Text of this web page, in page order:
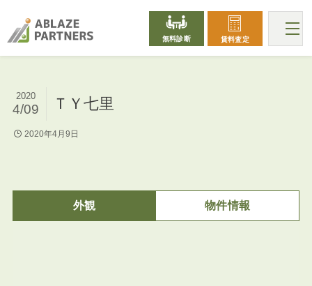
無料診断 賃料査定
ＴＹ七里
2020
4/09
2020年4月9日
外観 物件情報